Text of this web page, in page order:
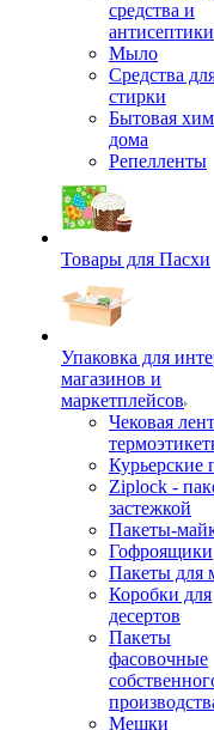
средства и
антисептики
Мыло
Средства
стирки
Бытовая
дома
Репелленты
Товары для Пасхи
Упаковка для
магазинов и
маркетплейсов
Чековая
Курьерские
Ziplock -
застежкой
Пакеты-
Гофроящики
Пакеты для
Коробки для
десертов
Пакеты
фасовочные
Мешки